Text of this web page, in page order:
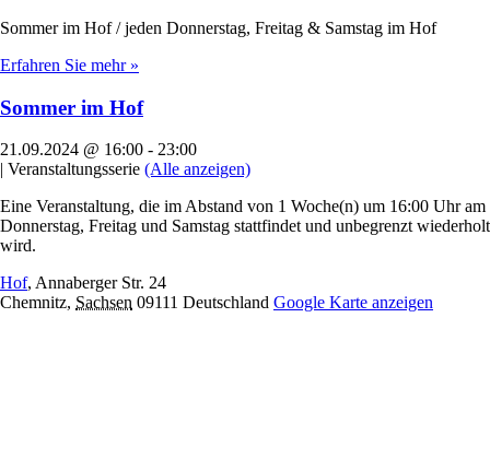
Sommer im Hof / jeden Donnerstag, Freitag & Samstag im Hof
Erfahren Sie mehr »
Sommer im Hof
21.09.2024 @ 16:00 - 23:00
Veranstaltungsserie (Alle anzeigen)
Eine Veranstaltung, die im Abstand von 1 Woche(n) um 16:00 Uhr am
Donnerstag, Freitag und Samstag stattfindet und unbegrenzt wiederholt
wird.
Hof, Annaberger Str. 24
Chemnitz, Sachsen 09111 Deutschland Google Karte anzeigen